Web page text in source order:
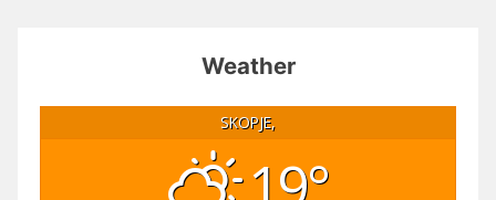
Weather
SKOPJE,